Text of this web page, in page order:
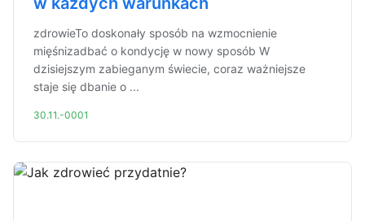
zdrowieTo doskonały sposób na wzmocnienie
mięśnizadbać o kondycję w nowy sposób W
dzisiejszym zabieganym świecie, coraz ważniejsze
staje się dbanie o ...
30.11.-0001